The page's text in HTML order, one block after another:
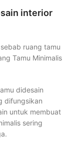
interior
didesain
difungsikan
untuk membuat
sering